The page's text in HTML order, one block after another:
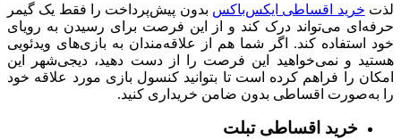
لذت خرید اقساطی ایکس‌باکس بدون پیش‌پرداخت را فقط یک گیمر
حرفه‌ای می‌تواند درک کند و از این فرصت برای رسیدن به رویای
خود استفاده کند. اگر شما هم از علاقه‌مندان به بازی‌های ویدئویی
هستید و نمی‌خواهید این فرصت را از دست دهید، دیجی‌شهر این
امکان را فراهم کرده است تا بتوانید کنسول بازی مورد علاقه خود
را به‌صورت اقساطی بدون ضامن خریداری کنید.
خرید اقساطی تبلت